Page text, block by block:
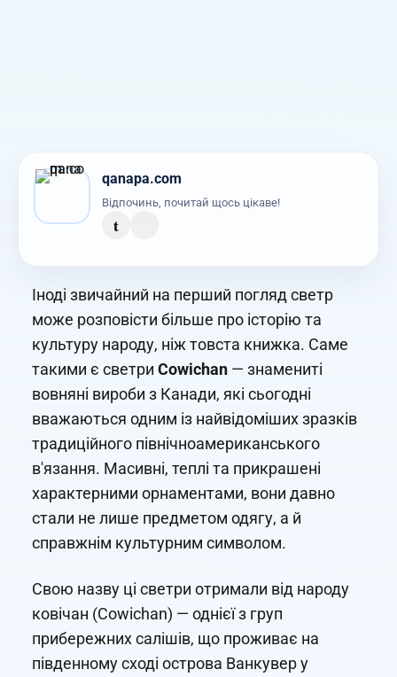
qanapa.com
Відпочинь, почитай щось цікаве!
t
Іноді звичайний на перший погляд светр
може розповісти більше про історію та
культуру народу, ніж товста книжка. Саме
такими є светри Cowichan — знамениті
вовняні вироби з Канади, які сьогодні
вважаються одним із найвідоміших зразків
традиційного північноамериканського
в'язання. Масивні, теплі та прикрашені
характерними орнаментами, вони давно
стали не лише предметом одягу, а й
справжнім культурним символом.
Свою назву ці светри отримали від народу
ковічан (Cowichan) — однієї з груп
прибережних салішів, що проживає на
південному сході острова Ванкувер у